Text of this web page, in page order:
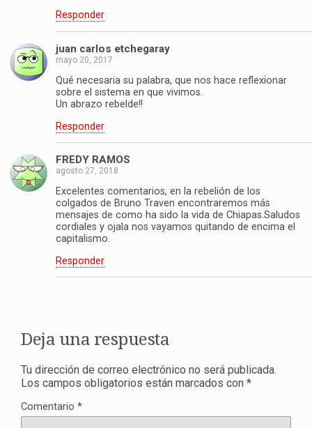
Responder
juan carlos etchegaray
mayo 20, 2017
Qué necesaria su palabra, que nos hace reflexionar
sobre el sistema en que vivimos.
Un abrazo rebelde!!
Responder
FREDY RAMOS
agosto 27, 2018
Excelentes comentarios, en la rebelión de los
colgados de Bruno Traven encontraremos más
mensajes de como ha sido la vida de Chiapas.Saludos
cordiales y ojala nos vayamos quitando de encima el
capitalismo.
Responder
Deja una respuesta
Tu dirección de correo electrónico no será publicada.
Los campos obligatorios están marcados con *
Comentario *